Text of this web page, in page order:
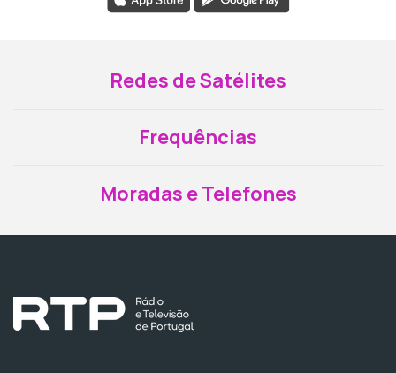
Redes de Satélites
Frequências
Moradas e Telefones